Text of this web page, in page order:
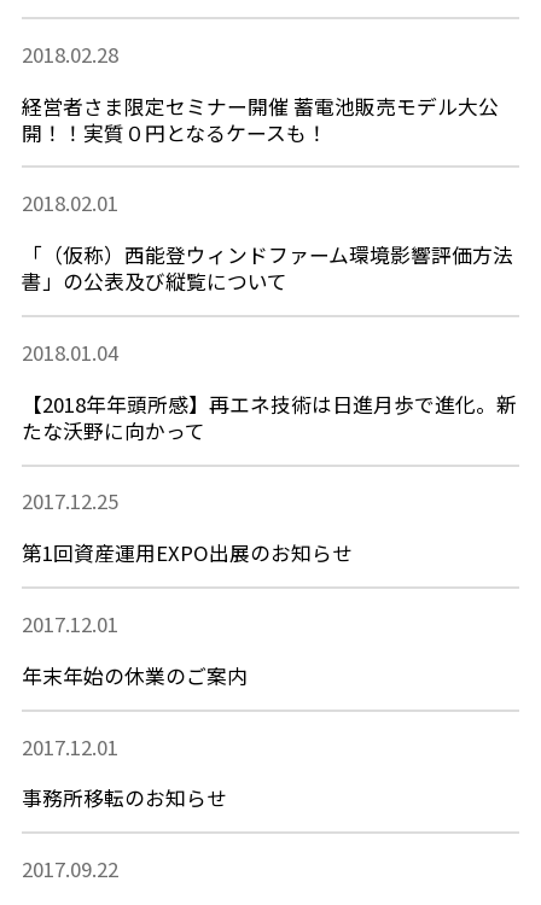
2018.02.28
経営者さま限定セミナー開催 蓄電池販売モデル大公
開！！実質０円となるケースも！
2018.02.01
「（仮称）西能登ウィンドファーム環境影響評価方法
書」の公表及び縦覧について
2018.01.04
【2018年年頭所感】再エネ技術は日進月歩で進化。新
たな沃野に向かって
2017.12.25
第1回資産運用EXPO出展のお知らせ
2017.12.01
年末年始の休業のご案内
2017.12.01
事務所移転のお知らせ
2017.09.22